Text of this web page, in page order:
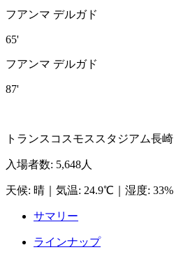
フアンマ デルガド
65'
フアンマ デルガド
87'
トランスコスモススタジアム長崎
入場者数: 5,648人
天候: 晴 気温: 24.9℃ 湿度: 33%
サマリー
ラインナップ